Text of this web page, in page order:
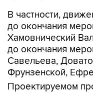
В частности,
до окончания
Хамовнический
до окончания
Савельева,
Фрунзенской,
Проектируемом